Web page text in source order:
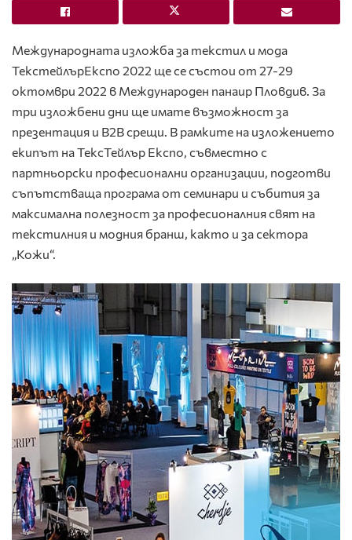
Международната изложба за текстил и мода
ТекстейлърЕкспо 2022 ще се състои от 27-29
октомври 2022 в Международен панаир Пловдив. За
три изложбени дни ще имате възможност за
презентация и В2В срещи. В рамките на изложението
екипът на ТексТейлър Експо, съвместно с
партньорски професионални организации, подготви
съпътстваща програма от семинари и събития за
максимална полезност за професионалния свят на
текстилния и модния бранш, както и за сектора
„Кожи“.